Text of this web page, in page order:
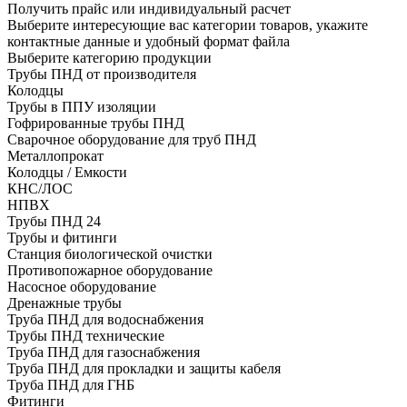
Получить прайс или индивидуальный расчет
Выберите интересующие вас категории товаров, укажите
контактные данные и удобный формат файла
Выберите категорию продукции
Трубы ПНД от производителя
Колодцы
Трубы в ППУ изоляции
Гофрированные трубы ПНД
Сварочное оборудование для труб ПНД
Металлопрокат
Колодцы / Емкости
КНС/ЛОС
НПВХ
Трубы ПНД 24
Трубы и фитинги
Cтанция биологической очистки
Противопожарное оборудование
Насосное оборудование
Дренажные трубы
Труба ПНД для водоснабжения
Трубы ПНД технические
Труба ПНД для газоснабжения
Труба ПНД для прокладки и защиты кабеля
Труба ПНД для ГНБ
Фитинги